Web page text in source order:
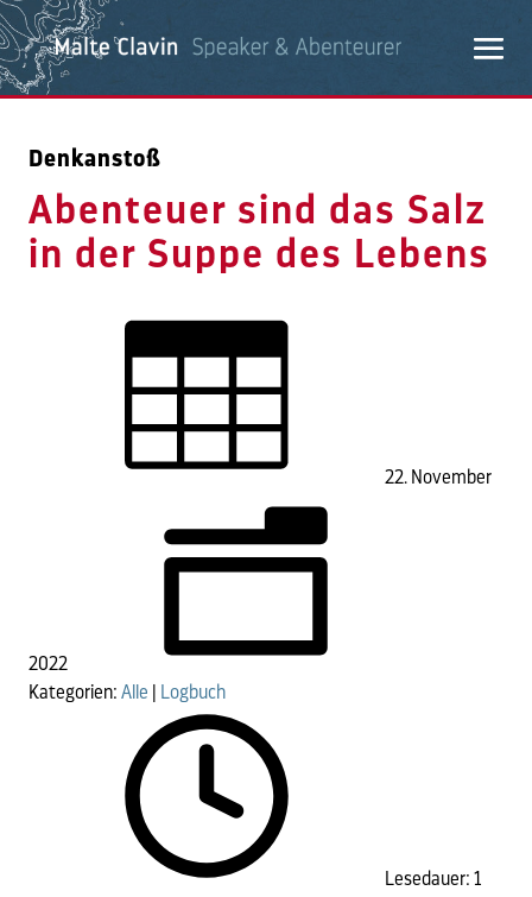
Denkanstoß
Abenteuer sind das Salz
in der Suppe des Lebens
22. November
2022
Kategorien: Alle Logbuch
Lesedauer: 1